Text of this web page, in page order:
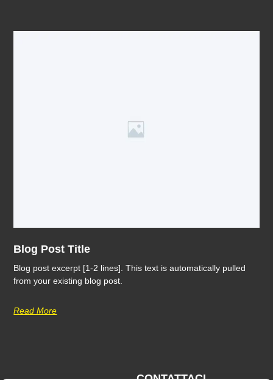
Blog Post Title
Blog post excerpt [1-2 lines]. This text is automatically pulled
from your existing blog post.
Read More